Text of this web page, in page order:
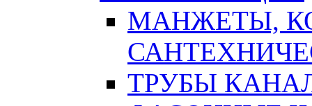
МАНЖЕТЫ,
ТРУБЫ